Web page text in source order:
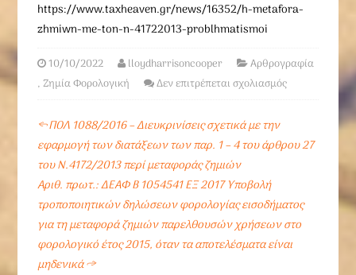
https://www.taxheaven.gr/news/16352/h-metafora-
zhmiwn-me-ton-n-41722013-problhmatismoi
10/10/2022 lloydharrisoncooper
Αρθρογραφία
,Ζημία Φορολογική Δεν επιτρέπεται σχολιασμός
←ΠΟΛ 1088/2016 – Διευκρινίσεις σχετικά με την
εφαρμογή των διατάξεων των παρ. 1 – 4 του άρθρου 27
του N.4172/2013 περί μεταφοράς ζημιών
Αριθ. πρωτ.: ΔΕΑΦ Β 1054541 ΕΞ 2017 Υποβολή
τροποποιητικών δηλώσεων φορολογίας εισοδήματος
για τη μεταφορά ζημιών παρελθουσών χρήσεων στο
φορολογικό έτος 2015, όταν τα αποτελέσματα είναι
μηδενικά→